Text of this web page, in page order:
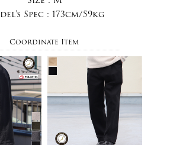
Spec : 173cm/59kg
Coordinate Item